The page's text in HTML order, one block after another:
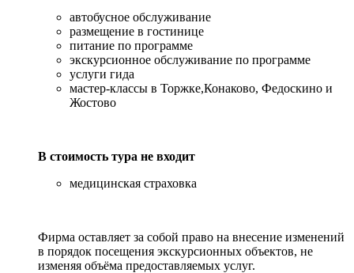
автобусное обслуживание
размещение в гостинице
питание по программе
экскурсионное обслуживание по программе
услуги гида
мастер-классы в Торжке,Конаково, Федоскино и
Жостово
В стоимость тура не входит
медицинская страховка
Фирма оставляет за собой право на внесение изменений
в порядок посещения экскурсионных объектов, не
изменяя объёма предоставляемых услуг.